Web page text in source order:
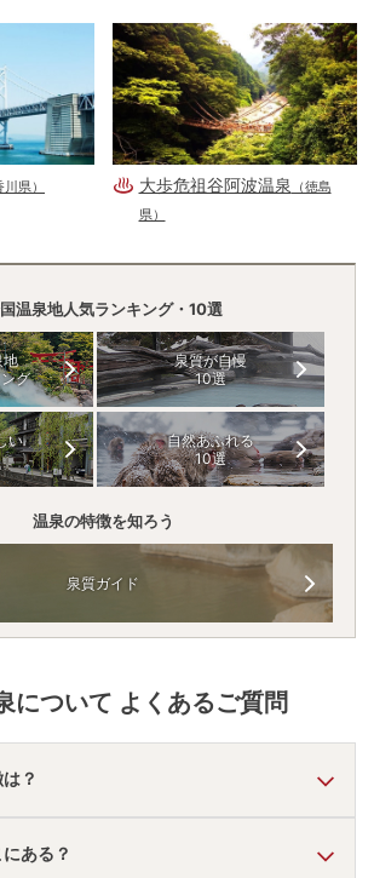
川県） 大歩危祖谷阿波温泉 （徳島
県）
温泉地人気ランキング・10選
地
グ
泉質が自慢
10選
い
自然あふれる
10選
温泉の特徴を知ろう
泉質ガイド
について よくあるご質問
？
は とろとろ
しており、温泉地の雰囲気は
た」
ある？